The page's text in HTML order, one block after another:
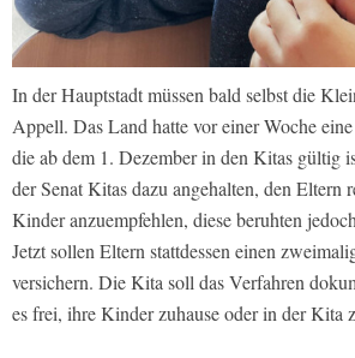
In der Hauptstadt müssen bald selbst die
Appell. Das Land hatte vor einer Woche
die ab dem 1. Dezember in den Kitas gültig
der Senat Kitas dazu angehalten, den Eltern
Kinder anzuempfehlen, diese beruhten
Jetzt sollen Eltern stattdessen einen
versichern. Die Kita soll das Verfahren
es frei, ihre Kinder zuhause oder in der Kita